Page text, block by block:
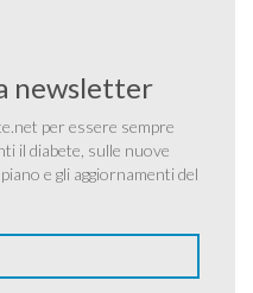
newsletter
per essere sempre
il diabete, sulle nuove
e gli aggiornamenti del